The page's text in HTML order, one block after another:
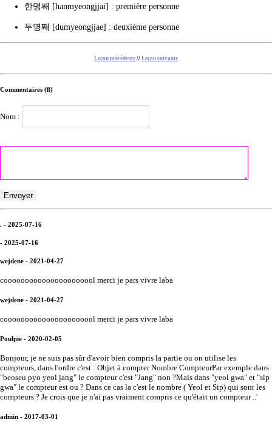
한명째 [hanmyeongjjai] : première personne
두명째 [dumyeongjjae] : deuxième personne
Leçon précédente // Leçon suivante
Commentaires (ß)
Nom :
. - 2025-07-16
- 2025-07-16
wejdene - 2021-04-27
coooooooooooooooooooool merci je pars vivre laba
wejdene - 2021-04-27
coooooooooooooooooooool merci je pars vivre laba
Poulpie - 2020-02-05
Bonjour, je ne suis pas sûr d'avoir bien compris la partie ou on utilise les
compteurs, dans l'ordre c'est : Objet à compter Nombre CompteurPar exemple dans
"beoseu pyo yeol jang" le compteur c'est "Jang" non ?Mais dans "yeol gwa" et "sip
gwa" le compteur est ou ? Dans ce cas la c'est le nombre ( Yeol et Sip) qui sont les
compteurs ? Je crois que je n'ai pas vraiment compris ce qu'était un compteur ..'
admin - 2017-03-01